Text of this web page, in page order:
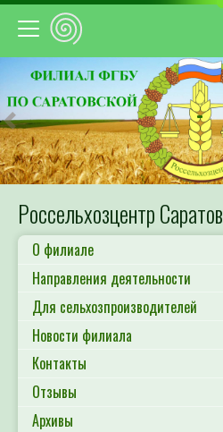
Предыдущий
Россельхозцентр Саратов
О филиале
Направления деятельности
Для сельхозпроизводителей
Новости филиала
Контакты
Отзывы
Архивы